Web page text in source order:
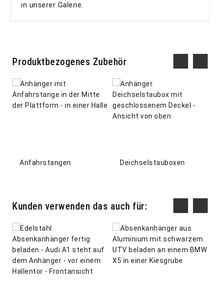
in unserer Galerie.
Produktbezogenes Zubehör
Anfahrstangen Deichselstauboxen
Kunden verwenden das auch für: